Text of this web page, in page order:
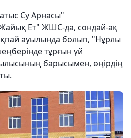
Су Арнасы"
Ет" ЖШС-да, сондай-ақ
ауылында болып, "Нұрлы
тұрғын үй
барысымен, өңірдің